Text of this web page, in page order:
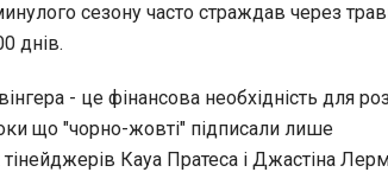
сезону часто страждав через
днів.
- це фінансова необхідність для
що "чорно-жовті" підписали лише
Кауа Пратеса і Джастіна